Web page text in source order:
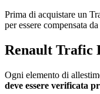
Prima di acquistare un
per essere compensata
Renault Trafic
Ogni elemento di
deve essere verificata